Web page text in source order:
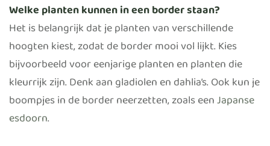
Welke planten kunnen in een border staan?
Het is belangrijk dat je planten van verschillende
hoogten kiest, zodat de border mooi vol lijkt. Kies
bijvoorbeeld voor eenjarige planten en planten die
kleurrijk zijn. Denk aan gladiolen en dahlia’s. Ook kun je
boompjes in de border neerzetten, zoals eenJapanse
esdoorn.